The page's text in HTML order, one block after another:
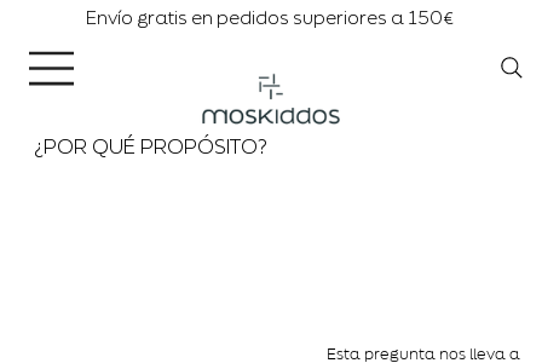
Envío gratis en pedidos superiores a 150€
¿POR QUÉ PROPÓSITO?
Esta pregunta nos lleva a